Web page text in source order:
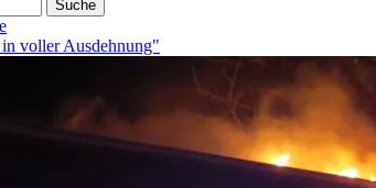
voller Ausdehnung"